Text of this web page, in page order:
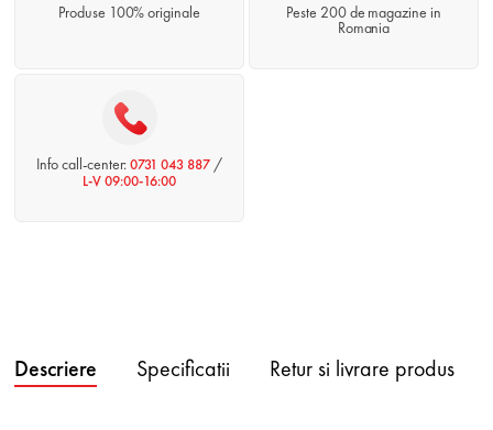
Produse 100% originale
Peste 200 de magazine in
Romania
Info call-center:0731 043 887 /
L-V 09:00-16:00
Descriere Specificatii Retur si livrare produs